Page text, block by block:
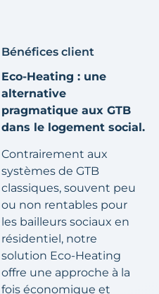
Bénéfices client
Eco-Heating : une
alternative
pragmatique aux GTB
dans le logement social.
Contrairement aux
systèmes de GTB
classiques, souvent peu
ou non rentables pour
les bailleurs sociaux en
résidentiel, notre
solution Eco-Heating
offre une approche à la
fois économique et